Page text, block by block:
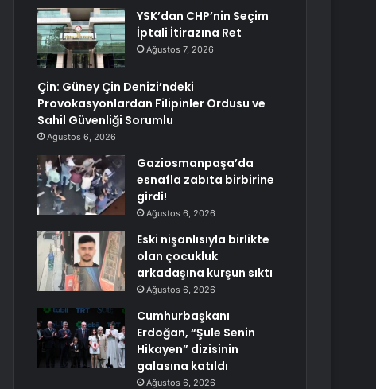
YSK’dan CHP’nin Seçim
İptali İtirazına Ret
Ağustos 7, 2026
Çin: Güney Çin Denizi’ndeki
Provokasyonlardan Filipinler Ordusu ve
Sahil Güvenliği Sorumlu
Ağustos 6, 2026
Gaziosmanpaşa’da
esnafla zabıta birbirine
girdi!
Ağustos 6, 2026
Eski nişanlısıyla birlikte
olan çocukluk
arkadaşına kurşun sıktı
Ağustos 6, 2026
Cumhurbaşkanı
Erdoğan, “Şule Senin
Hikayen” dizisinin
galasına katıldı
Ağustos 6, 2026